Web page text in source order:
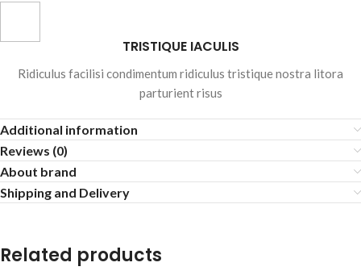
TRISTIQUE IACULIS
Ridiculus facilisi condimentum ridiculus tristique nostra litora
parturient risus
Additional information
Reviews (0)
About brand
Shipping and Delivery
Related products